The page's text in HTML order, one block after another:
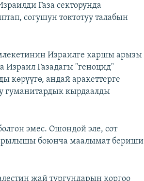
Газа секторунда
согушун токтотуу талабын
Израилге каршы арызы
Газадагы "геноцид"
көрүүгө, андай аракеттерге
гуманитардык кырдаалды
эмес. Ошондой эле, сот
боюнча маалымат бериши
жай тургундарын коргоо